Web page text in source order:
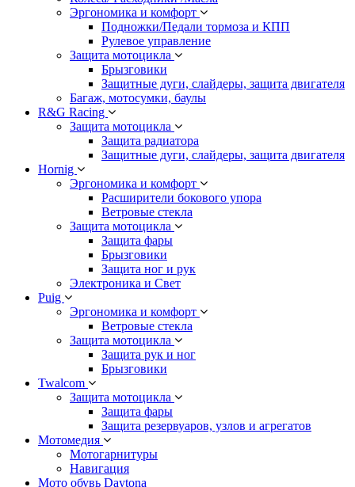
Эргономика и комфорт
Подножки/Педали тормоза и КПП
Рулевое управление
Защита мотоцикла
Брызговики
Защитные дуги, слайдеры, защита двигателя
Багаж, мотосумки, баулы
R&G Racing
Защита мотоцикла
Защита радиатора
Защитные дуги, слайдеры, защита двигателя
Hornig
Эргономика и комфорт
Расширители бокового упора
Ветровые стекла
Защита мотоцикла
Защита фары
Брызговики
Защита ног и рук
Электроника и Свет
Puig
Эргономика и комфорт
Ветровые стекла
Защита мотоцикла
Защита рук и ног
Брызговики
Twalcom
Защита мотоцикла
Защита фары
Защита резервуаров, узлов и агрегатов
Мотомедия
Мотогарнитуры
Навигация
Мото обувь Daytona